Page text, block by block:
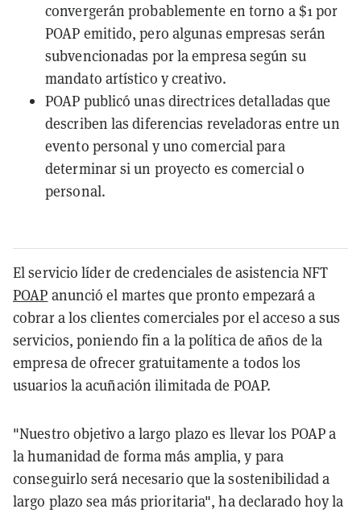
convergerán probablemente en torno a $1 por
POAP emitido, pero algunas empresas serán
subvencionadas por la empresa según su
mandato artístico y creativo.
POAP publicó unas directrices detalladas que
describen las diferencias reveladoras entre un
evento personal y uno comercial para
determinar si un proyecto es comercial o
personal.
El servicio líder de credenciales de asistencia NFT
POAP anunció el martes que pronto empezará a
cobrar a los clientes comerciales por el acceso a sus
servicios, poniendo fin a la política de años de la
empresa de ofrecer gratuitamente a todos los
usuarios la acuñación ilimitada de POAP.
"Nuestro objetivo a largo plazo es llevar los POAP a
la humanidad de forma más amplia, y para
conseguirlo será necesario que la sostenibilidad a
largo plazo sea más prioritaria", ha declarado hoy la